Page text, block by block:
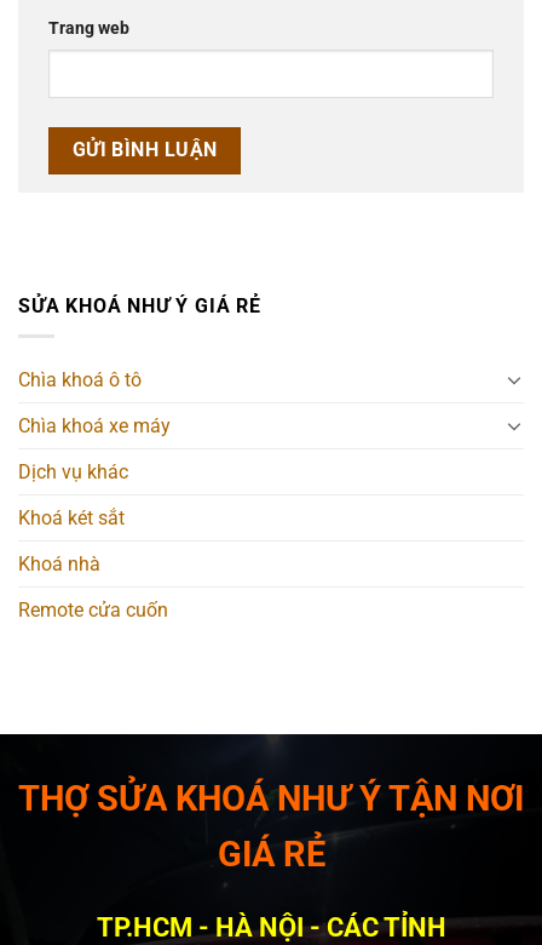
Trang web
SỬA KHOÁ NHƯ Ý GIÁ RẺ
Chìa khoá ô tô
Chìa khoá xe máy
Dịch vụ khác
Khoá két sắt
Khoá nhà
Remote cửa cuốn
THỢ SỬA KHOÁ NHƯ Ý TẬN NƠI
GIÁ RẺ
TP.HCM - HÀ NỘI - CÁC TỈNH